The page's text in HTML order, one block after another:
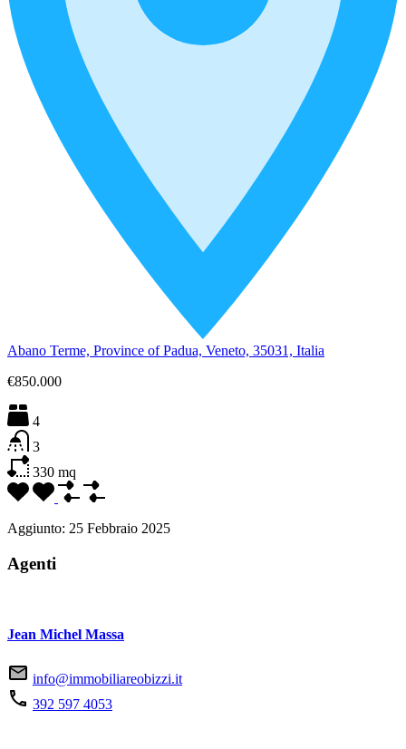
Abano Terme, Province of Padua, Veneto, 35031, Italia
€850.000
4
3
330 mq
Aggiunto: 25 Febbraio 2025
Agenti
Jean Michel Massa
info@immobiliareobizzi.it
392 597 4053